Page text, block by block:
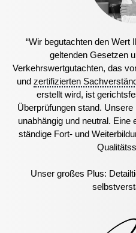
“Wir begutachten den Wert
geltenden Gesetzen
Verkehrswertgutachten, das
und zertifizierten
erstellt wird, ist
Überprüfungen stand.
unabhängig und neutral.
ständige Fort- und
Unser großes Plus: